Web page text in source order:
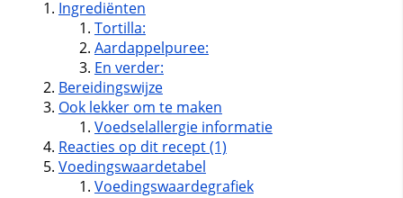
Ingrediënten
Tortilla:
Aardappelpuree:
En verder:
Bereidingswijze
Ook lekker om te maken
Voedselallergie informatie
Reacties op dit recept (1)
Voedingswaardetabel
Voedingswaardegrafiek